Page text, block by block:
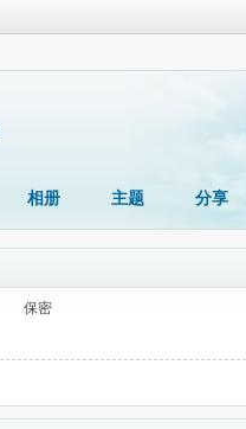
相册 主题 分享
保密